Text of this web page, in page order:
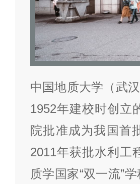
中国地质大学（武
1952年建校时创立
院批准成为我国首
2011年获批水利工
质学国家“双一流”